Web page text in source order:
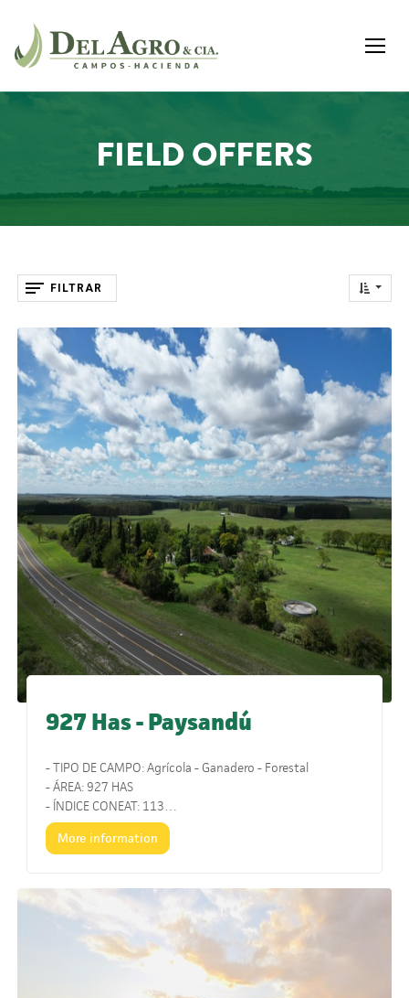
FIELD OFFERS
FILTRAR
927 Has - Paysandú
- TIPO DE CAMPO: Agrícola - Ganadero - Forestal
- ÁREA: 927 HAS
- ÍNDICE CONEAT: 113
- UBICACIÓN: Paysandú
- COMENTARIOS
More information